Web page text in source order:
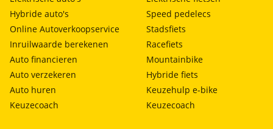
Hybride auto's
Online Autoverkoopservice
Inruilwaarde berekenen
Auto financieren
Auto verzekeren
Auto huren
Keuzecoach
Speed pedelecs
Stadsfiets
Racefiets
Mountainbike
Hybride fiets
Keuzehulp e-bike
Keuzecoach